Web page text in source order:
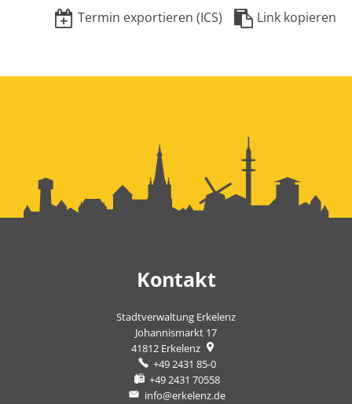
Termin exportieren (ICS)
Link kopieren
Kontakt
Stadtverwaltung Erkelenz
Johannismarkt 17
41812 Erkelenz
+49 2431 85-0
+49 2431 70558
info@erkelenz.de